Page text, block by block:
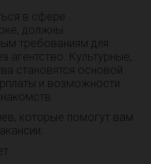
в сфере
должны
требованиям для
агентство. Культурные,
становятся основой
и возможности
которые помогут вам